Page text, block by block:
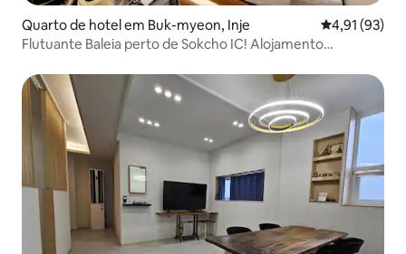
Quarto de hotel em Buk-myeon, Inje Classificação
4,91 (93)
Flutuante Baleia perto de Sokcho IC! Alojamento
piquenique e campismo exclusiva gratuita (2)